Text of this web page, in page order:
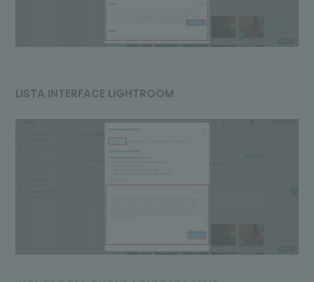
LISTA INTERFACE LIGHTROOM